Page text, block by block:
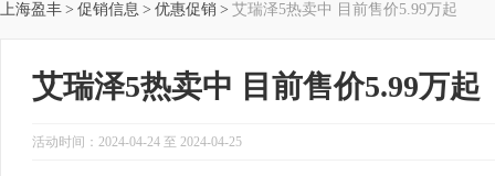
上海盈丰 > 促销信息 > 优惠促销 > 艾瑞泽5热卖中 目前售价5.99万起
艾瑞泽5热卖中 目前售价5.99万起
活动时间：2024-04-24 至 2024-04-25